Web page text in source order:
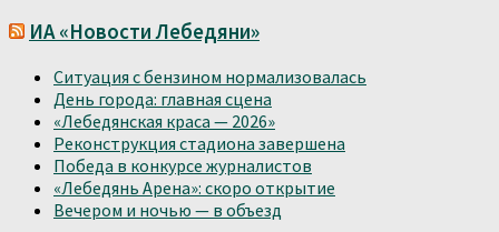
ИА «Новости Лебедяни»
Ситуация с бензином нормализовалась
День города: главная сцена
«Лебедянская краса — 2026»
Реконструкция стадиона завершена
Победа в конкурсе журналистов
«Лебедянь Арена»: скоро открытие
Вечером и ночью — в объезд